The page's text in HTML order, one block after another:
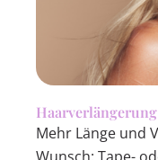
Haarverlängerung
Mehr Länge und
Wunsch: Tape-